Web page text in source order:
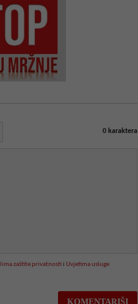
0karaktera
zaštite privatnostii Uvjetima usluge